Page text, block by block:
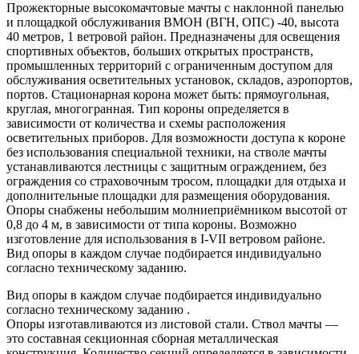
Прожекторные высокомачтовые мачты с наклонной панелью
и площадкой обслуживания ВМОН (ВГН, ОПС) -40, высота
40 метров, 1 ветровой район. Предназначены для освещения
спортивных объектов, больших открытых пространств,
промышленных территорий с ограниченным доступом для
обслуживания осветительных установок, складов, аэропортов,
портов. Стационарная корона может быть: прямоугольная,
круглая, многогранная. Тип короны определяется в
зависимости от количества и схемы расположения
осветительных приборов. Для возможности доступа к короне
без использования специальной техники, на стволе мачты
устанавливаются лестницы с защитным ограждением, без
ограждения со страховочным тросом, площадки для отдыха и
дополнительные площадки для размещения оборудования.
Опоры снабжены небольшим молниеприёмником высотой от
0,8 до 4 м, в зависимости от типа короны. Возможно
изготовление для использования в I-VII ветровом районе.
Вид опоры в каждом случае подбирается индивидуально
согласно техническому заданию.
Вид опоры в каждом случае подбирается индивидуально
согласно техническому заданию .
Опоры изготавливаются из листовой стали. Ствол мачты —
это составная секционная сборная металлическая